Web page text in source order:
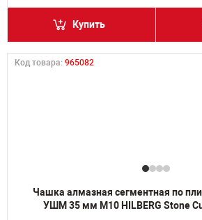
Купить
Код товара: 965082
Чашка алмазная сегментная по
УШМ 35 мм M10 HILBERG Stone